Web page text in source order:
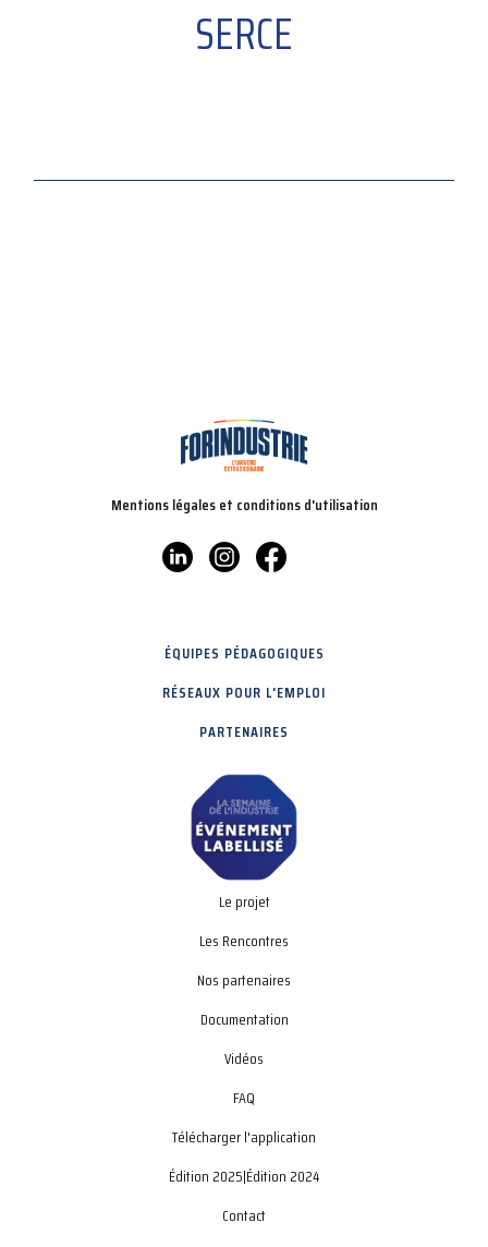
SERCE
Mentions légales et conditions d'utilisation
ÉQUIPES PÉDAGOGIQUES
RÉSEAUX POUR L'EMPLOI
PARTENAIRES
Le projet
Les Rencontres
Nos partenaires
Documentation
Vidéos
FAQ
Télécharger l'application
Édition 2025|Édition 2024
Contact